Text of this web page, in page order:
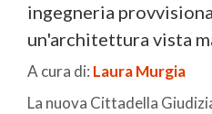
ingegneria
un'architettura vista
A cura di: Laura Murgia
La nuova Cittadella